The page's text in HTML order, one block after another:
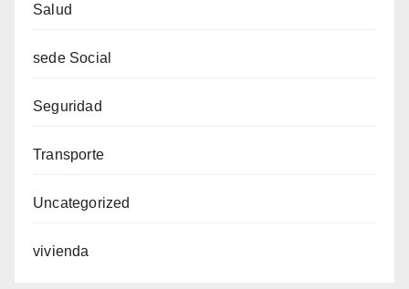
Salud
sede Social
Seguridad
Transporte
Uncategorized
vivienda